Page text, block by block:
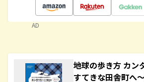
AD
地球の歩き方 カン
すてきな田舎町へ